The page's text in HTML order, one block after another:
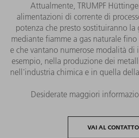
Attualmente, TRUMPF
alimentazioni di corrente di
potenza che presto sostituiranno la
mediante fiamme a gas naturale
e che vantano numerose modalità di
esempio, nella produzione dei
nell'industria chimica e in quella
Desiderate maggiori
VAI AL CONTATTO